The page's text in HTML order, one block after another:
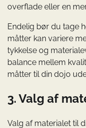
overflade eller en
Endelig bør du tage
måtter kan variere
tykkelse og
balance mellem
måtter til din dojo
3. Valg af
Valg af materialet til